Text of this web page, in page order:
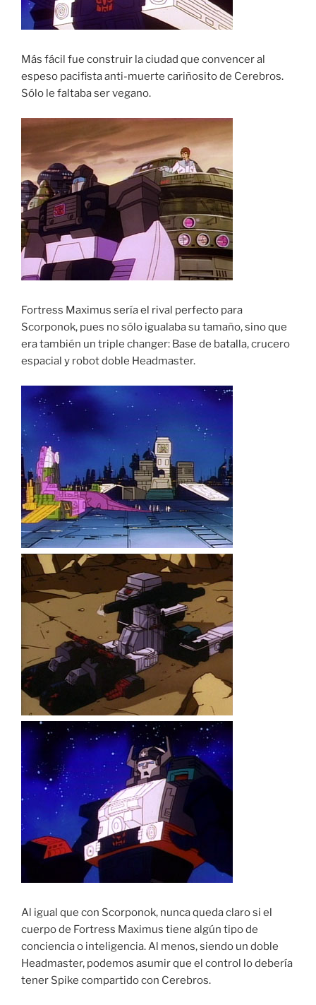
Más fácil fue construir la ciudad que convencer al
espeso pacifista anti-muerte cariñosito de Cerebros.
Sólo le faltaba ser vegano.
Fortress Maximus sería el rival perfecto para
Scorponok, pues no sólo igualaba su tamaño, sino que
era también un triple changer: Base de batalla, crucero
espacial y robot doble Headmaster.
Al igual que con Scorponok, nunca queda claro si el
cuerpo de Fortress Maximus tiene algún tipo de
conciencia o inteligencia. Al menos, siendo un doble
Headmaster, podemos asumir que el control lo debería
tener Spike compartido con Cerebros.